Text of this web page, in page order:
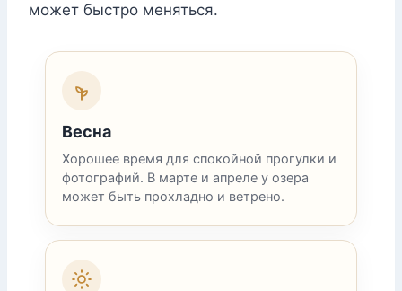
может быстро меняться.
Весна
Хорошее время для спокойной прогулки и
фотографий. В марте и апреле у озера
может быть прохладно и ветрено.